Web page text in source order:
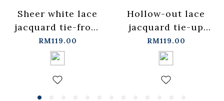
Sheer white lace
jacquard tie-front
shirt【01025765】
in stock+pre-order
RM119.00
Hollow-out lace
jacquard tie-up
sheer shirt -
black【01025766】
in stock+pre-order
RM119.00